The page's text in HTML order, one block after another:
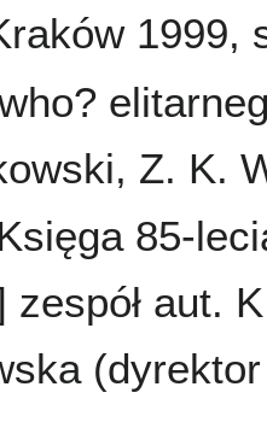
1999,
Z. K.
85-
zespół aut.